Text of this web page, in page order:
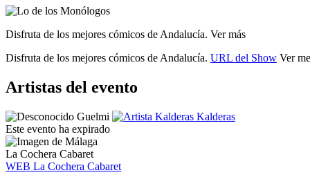
Disfruta de los mejores cómicos de Andalucía. Ver más
Disfruta de los mejores cómicos de Andalucía. URL del Show Ver
Artistas del evento
Guelmi
Kalderas
Este evento ha expirado
La Cochera Cabaret
WEB La Cochera Cabaret